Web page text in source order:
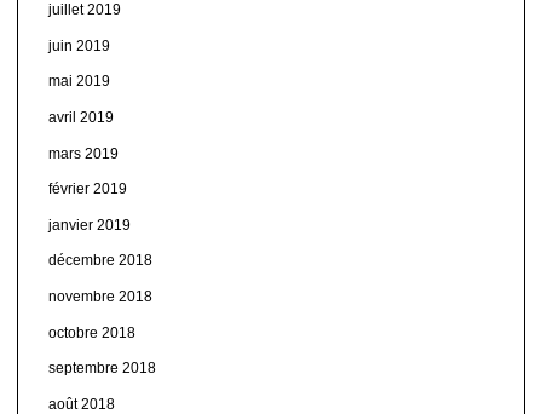
juillet 2019
juin 2019
mai 2019
avril 2019
mars 2019
février 2019
janvier 2019
décembre 2018
novembre 2018
octobre 2018
septembre 2018
août 2018